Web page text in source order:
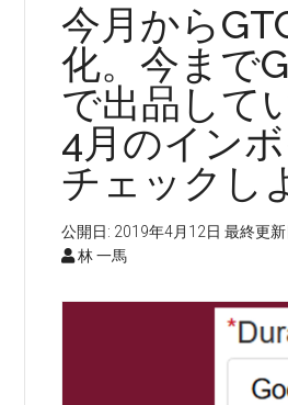
今月から
化。今まで
で出品して
4月のイン
チェックし
公開日: 2019年4月12日 最終更新
林 一馬